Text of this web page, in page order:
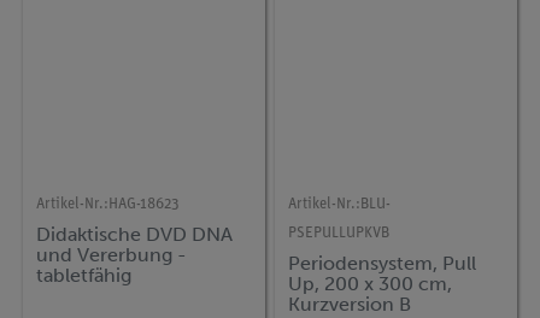
Artikel-Nr.: HAG-18623
Didaktische DVD DNA
und Vererbung -
tabletfähig
Artikel-Nr.: BLU-
PSEPULLUPKVB
Periodensystem, Pull
Up, 200 x 300 cm,
Kurzversion B